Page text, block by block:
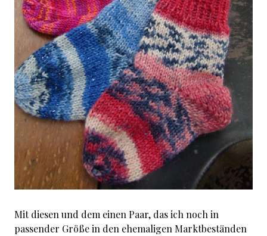
Mit diesen und dem einen Paar, das ich noch in
passender Größe in den ehemaligen Marktbeständen